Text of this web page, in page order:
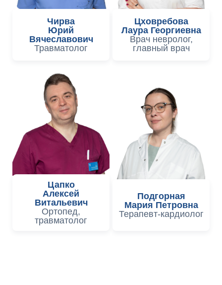
Чирва
Юрий
Вячеславович
Травматолог
Цховребова
Лаура Георгиевна
Врач невролог,
главный врач
Цапко
Алексей
Витальевич
Ортопед,
травматолог
Подгорная
Мария Петровна
Терапевт-кардиолог